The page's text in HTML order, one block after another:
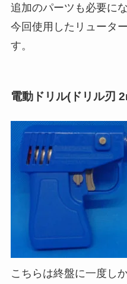
追加のパーツも必要にな
今回使用したリュータ
す。
電動ドリル(ドリル刃
こちらは終盤に一度し